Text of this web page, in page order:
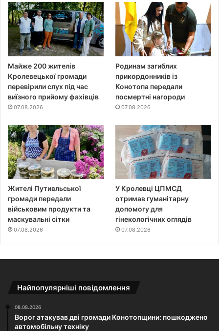
Майже 200 жителів
Кролевецької громади
перевірили слух під час
виїзного прийому фахівців
07.08.2026
Родинам загиблих
прикордонників із
Конотопа передали
посмертні нагороди
07.08.2026
Жителі Путивльської
громади передали
військовим продукти та
маскувальні сітки
07.08.2026
У Кролевці ЦПМСД
отримав гуманітарну
допомогу для
гінекологічних оглядів
07.08.2026
Найпопулярніші повідомлення
08.08.2026
Ворог атакував дві громади Конотопщини: пошкоджено
автомобільну техніку